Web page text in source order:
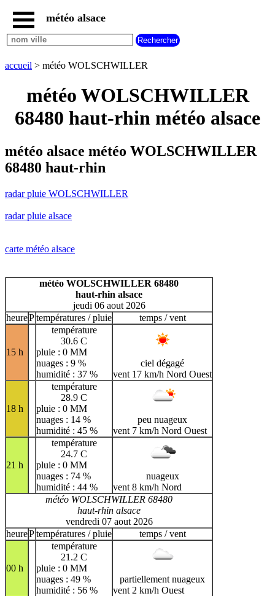
accueil
radar
WOLSCHWILLER
radar
alsace
carte
météo
météo
H
I J K L M
N
T
U
V
W X Y Z
météo alsace
accueil > météo WOLSCHWILLER
météo WOLSCHWILLER
68480 haut-rhin météo alsace
météo alsace météo WOLSCHWILLER
68480 haut-rhin
radar pluie WOLSCHWILLER
radar pluie alsace
carte météo alsace
météo WOLSCHWILLER 68480
haut-rhin alsace
jeudi 06 aout 2026
heurePtempératures / pluie temps / vent
15 h
température
30.6 C
pluie : 0 MM
nuages : 9 %
humidité : 37 %
ciel dégagé
vent 17 km/h Nord Ouest
18 h
température
28.9 C
pluie : 0 MM
nuages : 14 %
humidité : 45 %
peu nuageux
vent 7 km/h Nord Ouest
21 h
température
24.7 C
pluie : 0 MM
nuages : 74 %
humidité : 44 %
nuageux
vent 8 km/h Nord
météo WOLSCHWILLER 68480
haut-rhin alsace
vendredi 07 aout 2026
heurePtempératures / pluie temps / vent
00 h
température
21.2 C
pluie : 0 MM
nuages : 49 %
humidité : 56 %
partiellement nuageux
vent 2 km/h Ouest